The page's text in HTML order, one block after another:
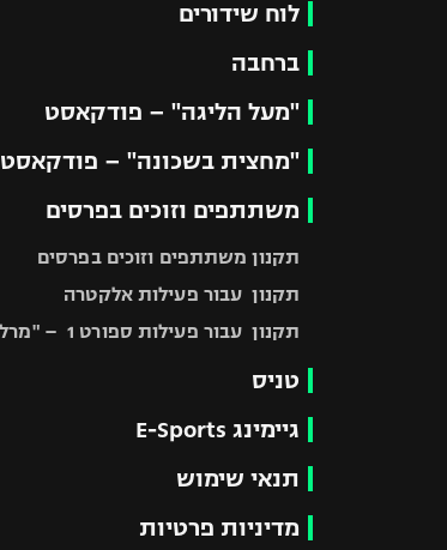
לוח שידורים
ברחבה
"מעל הליגה" – פודקאסט
"מחצית בשכונה" – פודקאסט
משתתפים וזוכים בפרסים
תקנון משתתפים וזוכים בפרסים
תקנון עבור פעילות אלקטרה
תקנון עבור פעילות ספורט 1 – "מרלן"
טניס
גיימינג E-Sports
תנאי שימוש
מדיניות פרטיות